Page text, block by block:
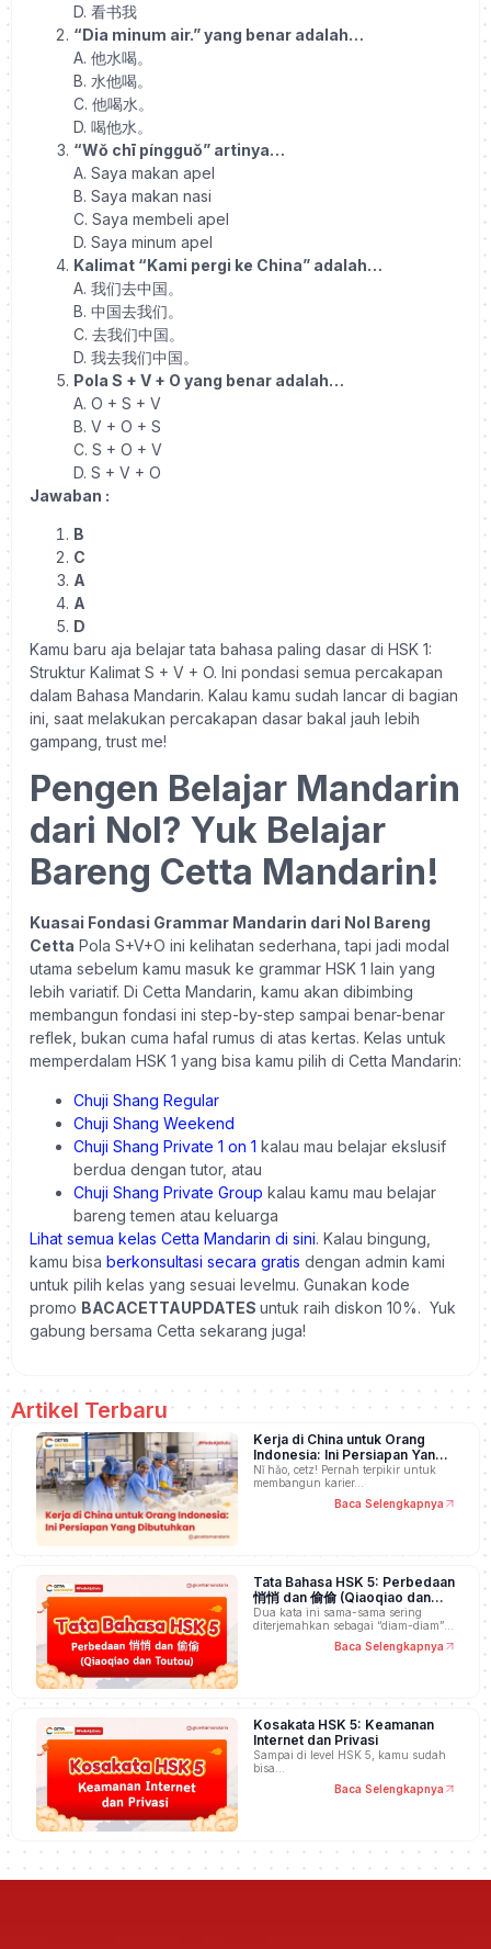
D. 看书我
“Dia minum air.” yang benar adalah…
A. 他水喝。
B. 水他喝。
C. 他喝水。
D. 喝他水。
“Wǒ chī píngguǒ” artinya…
A. Saya makan apel
B. Saya makan nasi
C. Saya membeli apel
D. Saya minum apel
Kalimat “Kami pergi ke China” adalah…
A. 我们去中国。
B. 中国去我们。
C. 去我们中国。
D. 我去我们中国。
Pola S + V + O yang benar adalah…
A. O + S + V
B. V + O + S
C. S + O + V
D. S + V + O
Jawaban :
B
C
A
A
D
Kamu baru aja belajar tata bahasa paling dasar di HSK 1:
Struktur Kalimat S + V + O. Ini pondasi semua percakapan
dalam Bahasa Mandarin. Kalau kamu sudah lancar di bagian
ini, saat melakukan percakapan dasar bakal jauh lebih
gampang, trust me!
Pengen Belajar Mandarin
dari Nol? Yuk Belajar
Bareng Cetta Mandarin!
Kuasai Fondasi Grammar Mandarin dari Nol Bareng
Cetta Pola S+V+O ini kelihatan sederhana, tapi jadi modal
utama sebelum kamu masuk ke grammar HSK 1 lain yang
lebih variatif. Di Cetta Mandarin, kamu akan dibimbing
membangun fondasi ini step-by-step sampai benar-benar
reflek, bukan cuma hafal rumus di atas kertas. Kelas untuk
memperdalam HSK 1 yang bisa kamu pilih di Cetta Mandarin:
Chuji Shang Regular
Chuji Shang Weekend
Chuji Shang Private 1 on 1 kalau mau belajar ekslusif
berdua dengan tutor, atau
Chuji Shang Private Group kalau kamu mau belajar
bareng temen atau keluarga
Lihat semua kelas Cetta Mandarin di sini. Kalau bingung,
kamu bisa berkonsultasi secara gratis dengan admin kami
untuk pilih kelas yang sesuai levelmu. Gunakan kode
promo BACACETTAUPDATES untuk raih diskon 10%. Yuk
gabung bersama Cetta sekarang juga!
Artikel Terbaru
Kerja di China untuk Orang
Indonesia: Ini Persiapan Yang
Dibutuhkan
Nǐ hǎo, cetz! Pernah terpikir untuk
membangun karier…
Baca Selengkapnya
Tata Bahasa HSK 5: Perbedaan
悄悄 dan 偷偷 (Qiaoqiao dan
Toutou)
Dua kata ini sama-sama sering
diterjemahkan sebagai “diam-diam”,
Baca Selengkapnya
Kosakata HSK 5: Keamanan
Internet dan Privasi
Sampai di level HSK 5, kamu sudah
bisa…
Baca Selengkapnya